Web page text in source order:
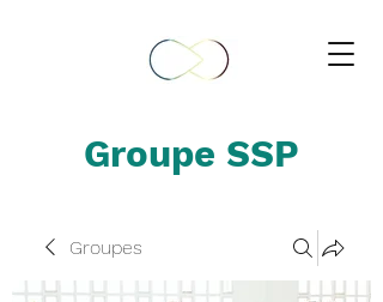
Groupe SSP
Groupes